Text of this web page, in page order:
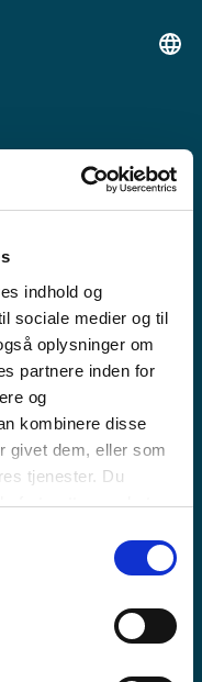
indhold og
sociale medier og til
oplysninger om
partnere inden for
og
kombinere disse
givet dem, eller som
tjenester. Du
fortsætter med at
I